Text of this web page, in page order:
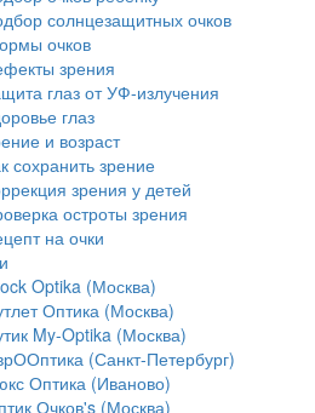
солнцезащитных очков
очков
зрения
глаз от УФ-излучения
глаз
и возраст
сохранить зрение
зрения у детей
остроты зрения
на очки
Optika (Москва)
Оптика (Москва)
My-Optika (Москва)
(Санкт-Петербург)
Оптика (Иваново)
Очков's (Москва)